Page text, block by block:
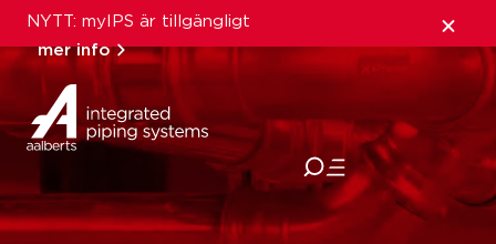
NYTT: myIPS är tillgängligt
mer info
stäng